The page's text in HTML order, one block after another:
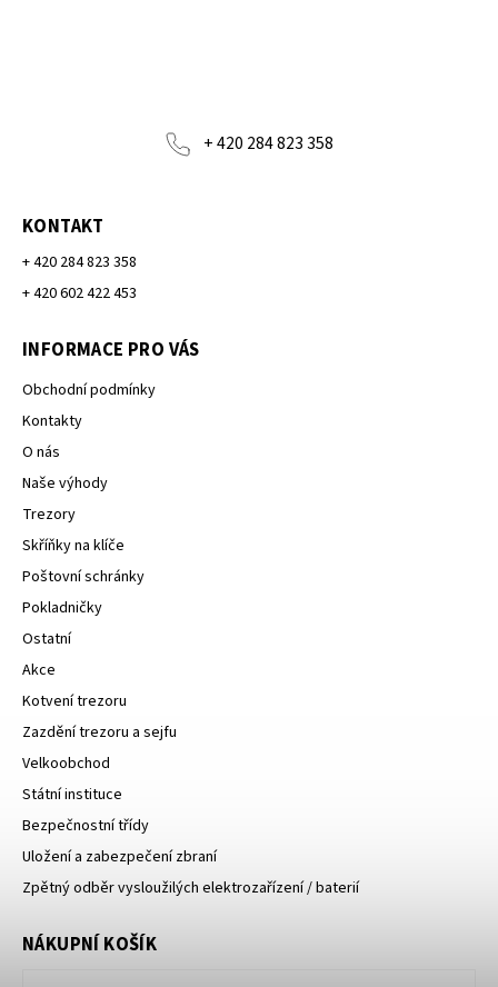
+ 420 284 823 358
KONTAKT
+ 420 284 823 358
+ 420 602 422 453
INFORMACE PRO VÁS
Obchodní podmínky
Kontakty
O nás
Naše výhody
Trezory
Skříňky na klíče
Poštovní schránky
Pokladničky
Ostatní
Akce
Kotvení trezoru
Zazdění trezoru a sejfu
Velkoobchod
Státní instituce
Bezpečnostní třídy
Uložení a zabezpečení zbraní
Zpětný odběr vysloužilých elektrozařízení / baterií
NÁKUPNÍ KOŠÍK